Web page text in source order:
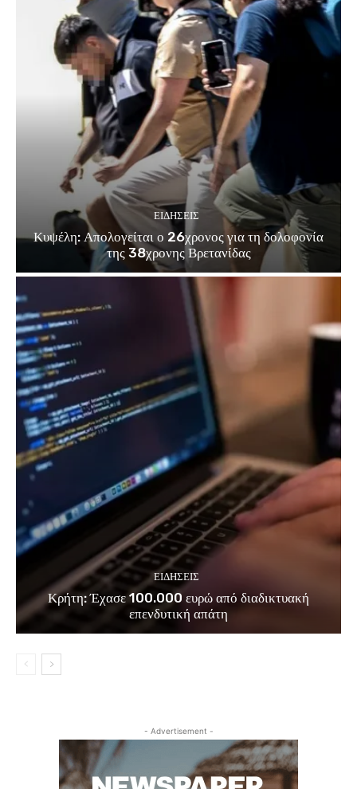
ΕΙΔΗΣΕΙΣ
Κυψέλη: Απολογείται ο 26χρονος για τη δολοφονία
της 38χρονης Βρετανίδας
ΕΙΔΗΣΕΙΣ
Κρήτη: Έχασε 100.000 ευρώ από διαδικτυακή
επενδυτική απάτη
- Advertisement -